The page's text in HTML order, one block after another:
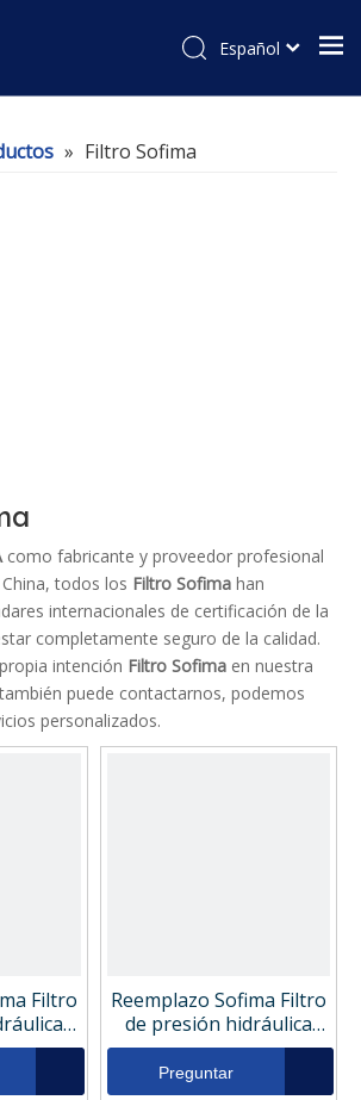
Español
» Filtro Sofima
como fabricante y proveedor profesional
todos los Filtro Sofima han
internacionales de certificación de la
completamente seguro de la calidad.
intención Filtro Sofima en nuestra
puede contactarnos, podemos
personalizados.
Filtro
Reemplazo Sofima Filtro
de presión hidráulica
30996
Preguntar